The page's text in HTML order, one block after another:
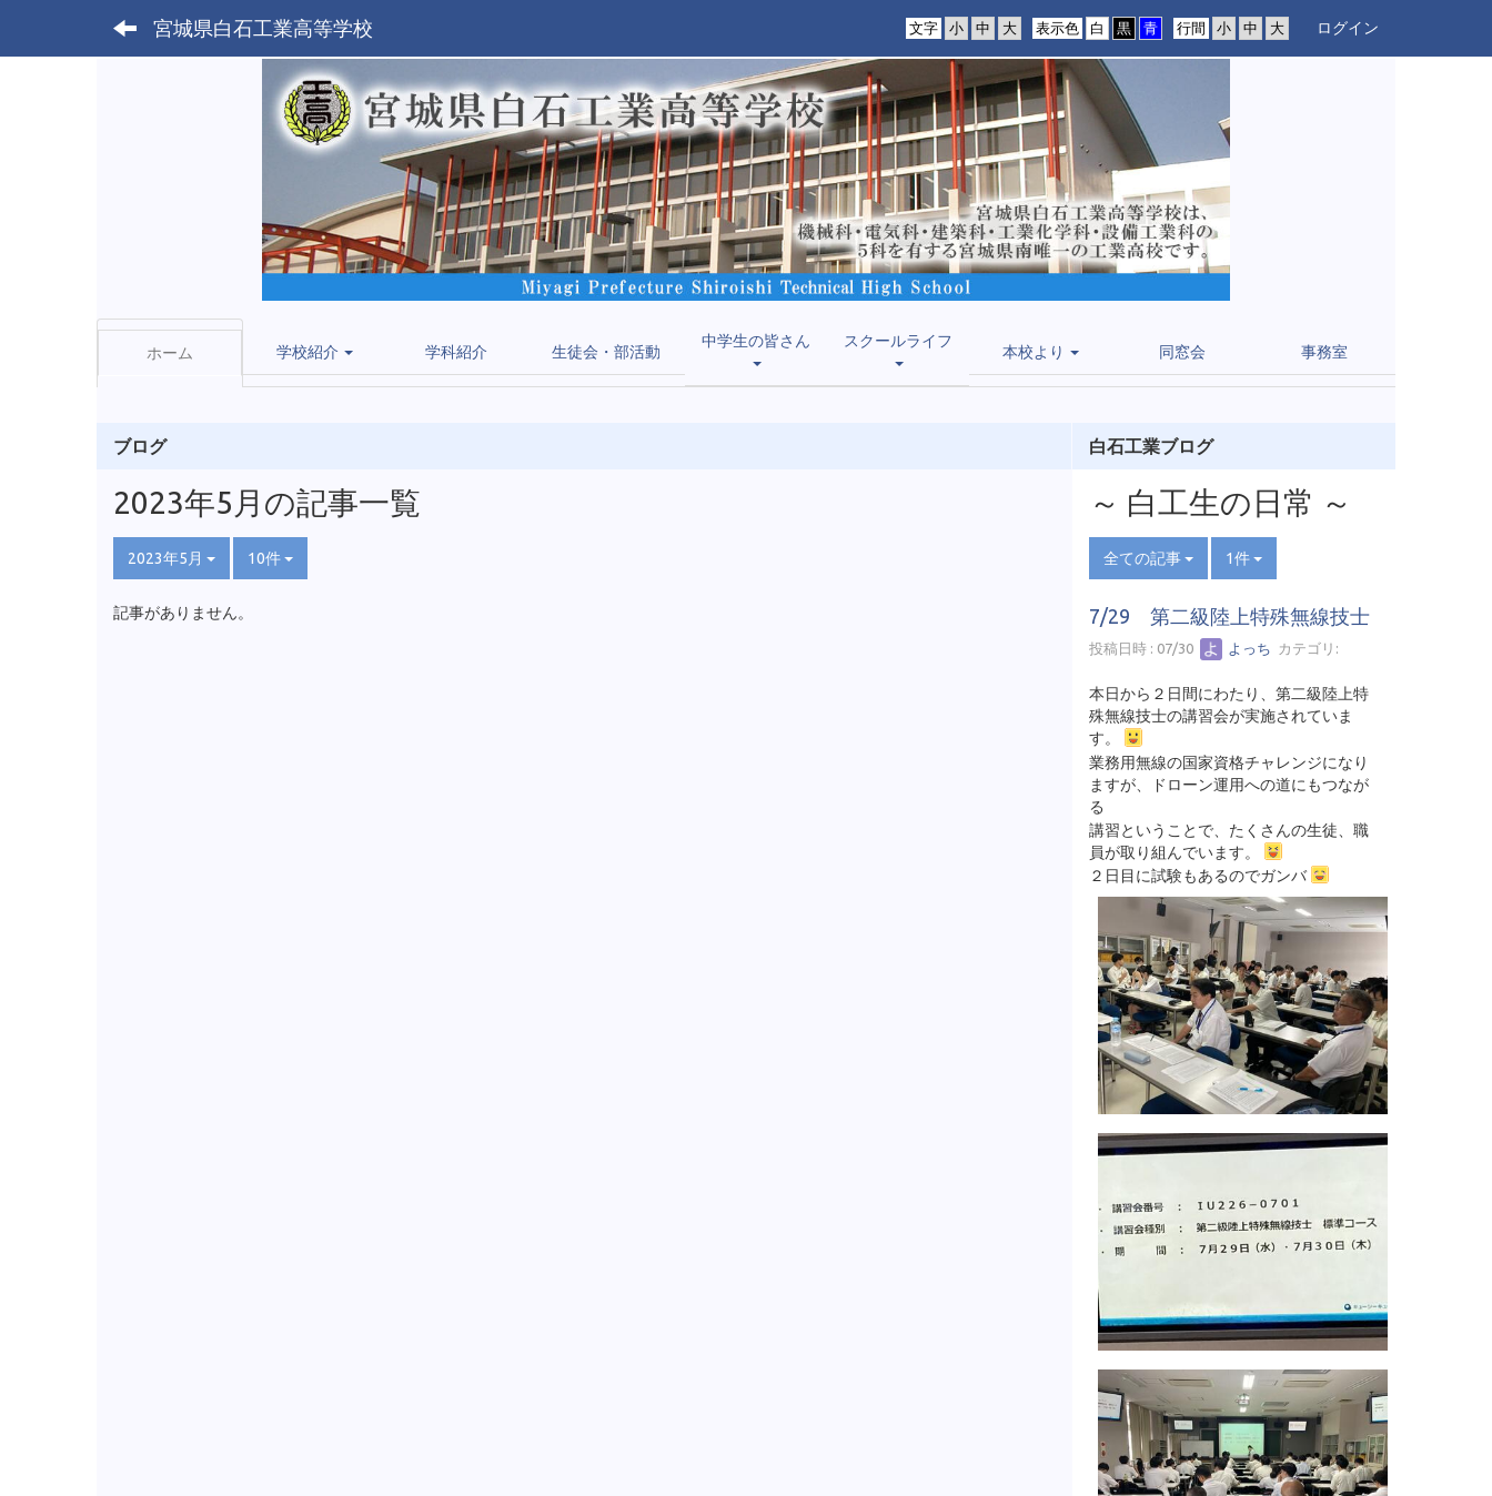
宮城県白石工業高等学校 行間
表示色
文字 ログイン
ホーム 学校紹介 学科紹介 生徒会・部活動
中学生の皆さん スクールライフ
本校より 同窓会 事務室
ブログ
2023年5月の記事一覧
2023年5月 10件
記事がありません。
白石工業ブログ
～ 白工生の日常 ～
全ての記事 1件
7/29 第二級陸上特殊無線技士
投稿日時 : 07/30 よっち カテゴリ:
本日から２日間にわたり、第二級陸上特
殊無線技士の講習会が実施されていま
す。
業務用無線の国家資格チャレンジになり
ますが、ドローン運用への道にもつなが
る
講習ということで、たくさんの生徒、職
員が取り組んでいます。
２日目に試験もあるのでガンバ